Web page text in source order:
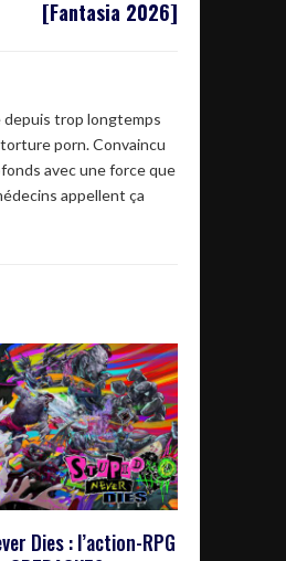
[Fantasia 2026]
depuis trop longtemps
porn. Convaincu
avec une force que
appellent ça
Dies : l’action-RPG